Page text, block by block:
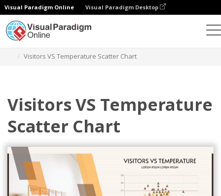
Visual Paradigm Online Visual Paradigm Desktop
Visitors VS Temperature Scatter Chart
Visitors VS Temperature
Scatter Chart